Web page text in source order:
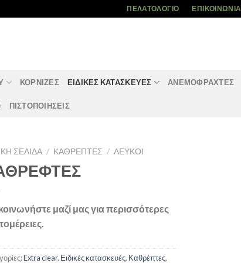
ΠΕΛΑΤΟΛΌΓΙΟ ΕΠΙΚΟΙΝΩΝΊΑ
ΚΟΡΝΊΖΕΣ ΕΙΔΙΚΈΣ ΚΑΤΑΣΚΕΥΈΣ ΑΝΕΜΟΦΡΑΧΤΕΣ
ΠΙΣΤΟΠΟΙΗΣΕΙΣ
ΣΕΛΊΔΑ / ΚΑΘΡΈΠΤΕΣ / ΛΕΥΚΟΊ
μαζί μας για περισσότερες
Extra clear, Ειδικές κατασκευές, Καθρέπτες,